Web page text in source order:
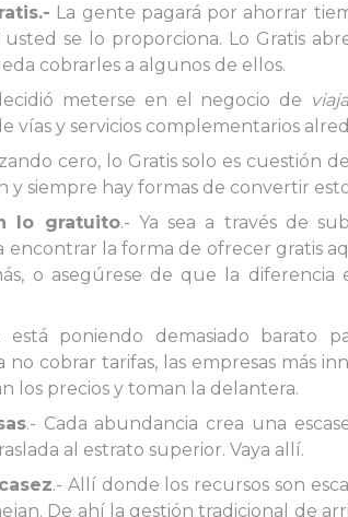
La gente pagará por ahorrar
se lo proporciona. Lo Gratis
cobrarles a algunos de ellos.
meterse en el negocio de
vías y servicios complementarios
cero, lo Gratis solo es cuestión
y siempre hay formas de convertir
lo gratuito.- Ya sea a través de
encontrar la forma de ofrecer gratis
o asegúrese de que la diferencia
poniendo demasiado barato
cobrar tarifas, las empresas más
los precios y toman la delantera.
.- Cada abundancia crea una
al estrato superior. Vaya allí.
.- Allí donde los recursos son
De ahí la gestión tradicional de